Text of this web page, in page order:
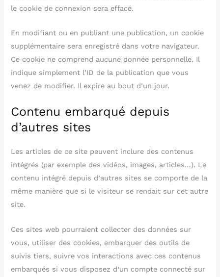
le cookie de connexion sera effacé.
En modifiant ou en publiant une publication, un cookie
supplémentaire sera enregistré dans votre navigateur.
Ce cookie ne comprend aucune donnée personnelle. Il
indique simplement l’ID de la publication que vous
venez de modifier. Il expire au bout d’un jour.
Contenu embarqué depuis
d’autres sites
Les articles de ce site peuvent inclure des contenus
intégrés (par exemple des vidéos, images, articles…). Le
contenu intégré depuis d’autres sites se comporte de la
même manière que si le visiteur se rendait sur cet autre
site.
Ces sites web pourraient collecter des données sur
vous, utiliser des cookies, embarquer des outils de
suivis tiers, suivre vos interactions avec ces contenus
embarqués si vous disposez d’un compte connecté sur